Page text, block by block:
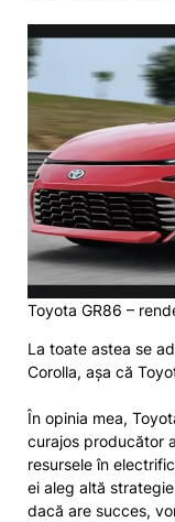
Toyota GR86 –
La toate astea se
Corolla, așa că
În opinia mea,
curajos producător
resursele în
ei aleg altă
dacă are succes,